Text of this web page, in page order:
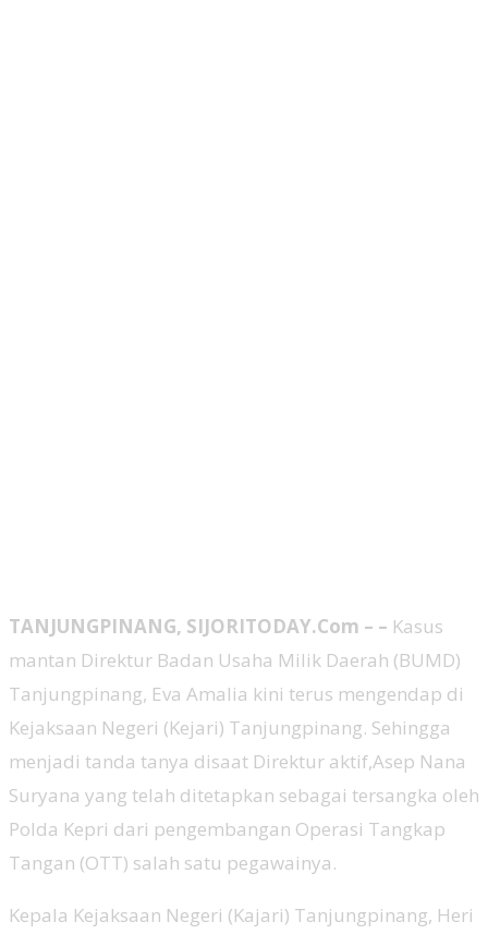
TANJUNGPINANG, SIJORITODAY.Com – – Kasus
mantan Direktur Badan Usaha Milik Daerah (BUMD)
Tanjungpinang, Eva Amalia kini terus mengendap di
Kejaksaan Negeri (Kejari) Tanjungpinang. Sehingga
menjadi tanda tanya disaat Direktur aktif,Asep Nana
Suryana yang telah ditetapkan sebagai tersangka oleh
Polda Kepri dari pengembangan Operasi Tangkap
Tangan (OTT) salah satu pegawainya.
Kepala Kejaksaan Negeri (Kajari) Tanjungpinang, Heri